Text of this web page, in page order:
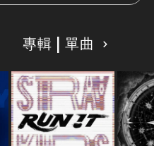
專輯 | 單曲